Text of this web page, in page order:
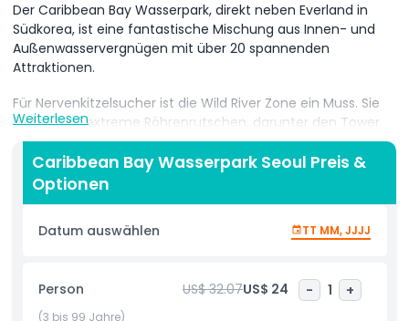
Der Caribbean Bay Wasserpark, direkt neben Everland in
Südkorea, ist eine fantastische Mischung aus Innen- und
Außenwasservergnügen mit über 20 spannenden
Attraktionen.
Für Nervenkitzelsucher ist die Wild River Zone ein Muss. Sie
bietet fünf extreme Röhrenrutschen, darunter den Tower
Boomerango, bei dem Sie einen steilen 19 Meter hohen
Hang mit einem dramatischen 90-Grad-Abfall
hinabstürzen. Die Wellenbecken hier sorgen für zusätzlichen
Nervenkitzel bei denen, die Abenteuer suchen.
Wenn Sie sich lieber entspannen möchten, bietet das
in der Sauna, perfekt um dem Alltagsstress zu entfliehen.
Weiterlesen
Caribbean Bay Wasserpark Seoul Preis &
Optionen
Datum auswählen TT MM, JJJJ
Person US$ 32.07US$ 24 - 1 +
(3 bis 99 Jahre)